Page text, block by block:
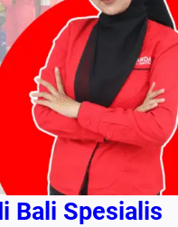
Bali Spesialis